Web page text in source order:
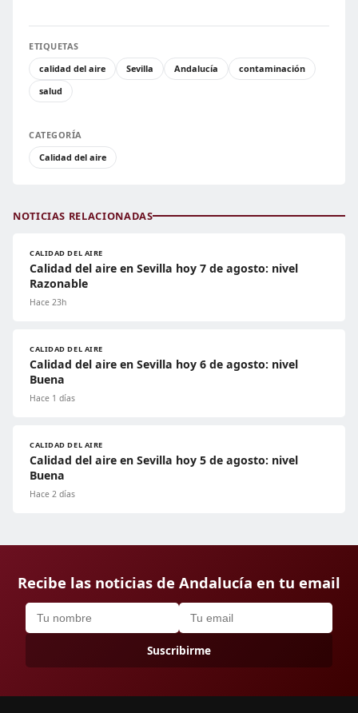
ETIQUETAS
calidad del aire
Sevilla Andalucía
contaminación
salud
CATEGORÍA
Calidad del aire
NOTICIAS RELACIONADAS
CALIDAD DEL AIRE
Calidad del aire en Sevilla hoy 7 de agosto: nivel
Razonable
Hace 23h
CALIDAD DEL AIRE
Calidad del aire en Sevilla hoy 6 de agosto: nivel
Buena
Hace 1 días
CALIDAD DEL AIRE
Calidad del aire en Sevilla hoy 5 de agosto: nivel
Buena
Hace 2 días
Recibe las noticias de Andalucía en tu email
Suscribirme